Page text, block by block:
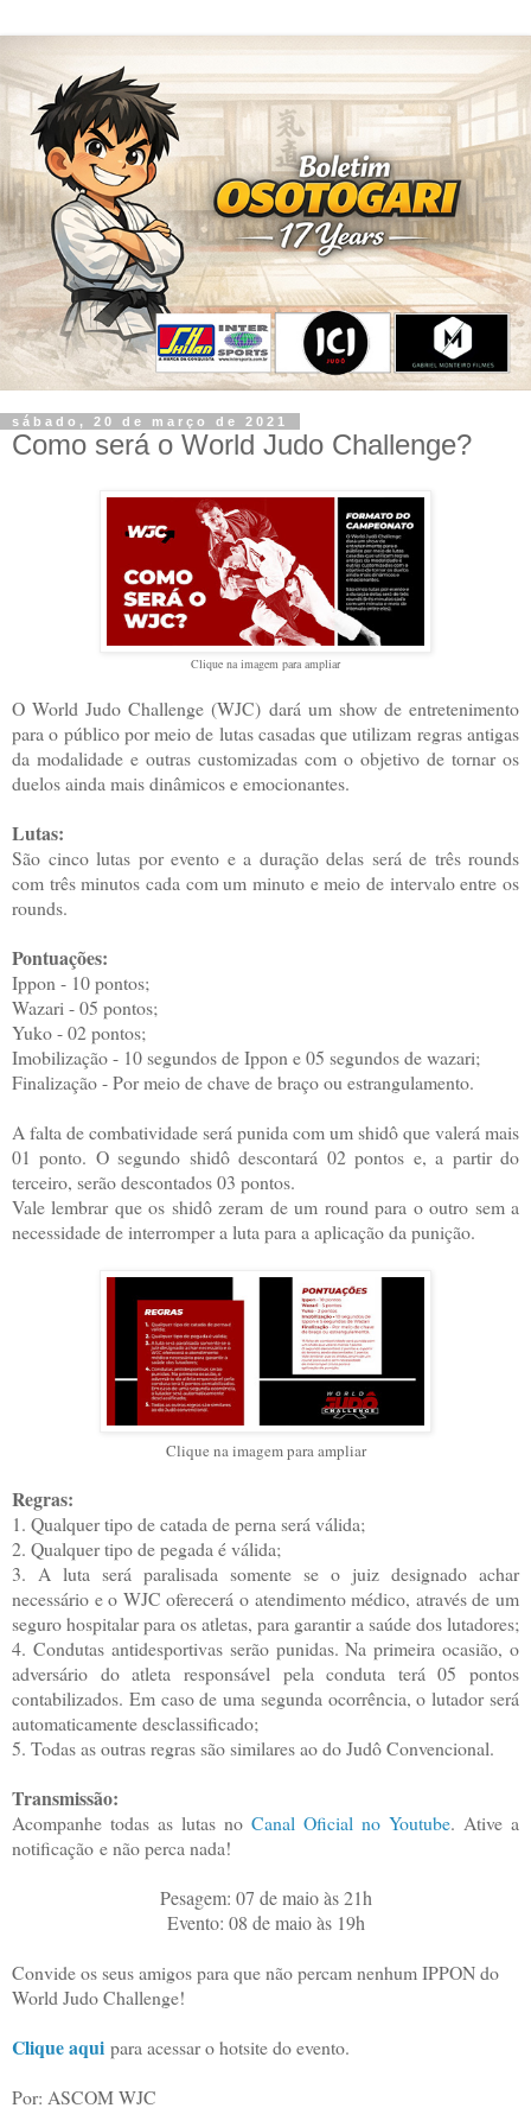
sábado, 20 de março de 2021
Como será o World Judo Challenge?
Clique na imagem para ampliar
O World Judo Challenge (WJC) dará um show de entretenimento
para o público por meio de lutas casadas que utilizam regras antigas
da modalidade e outras customizadas com o objetivo de tornar os
duelos ainda mais dinâmicos e emocionantes.
Lutas:
São cinco lutas por evento e a duração delas será de três rounds
com três minutos cada com um minuto e meio de intervalo entre os
rounds.
Pontuações:
Ippon - 10 pontos;
Wazari - 05 pontos;
Yuko - 02 pontos;
Imobilização - 10 segundos de Ippon e 05 segundos de wazari;
Finalização - Por meio de chave de braço ou estrangulamento.
A falta de combatividade será punida com um shidô que valerá mais
01 ponto. O segundo shidô descontará 02 pontos e, a partir do
terceiro, serão descontados 03 pontos.
Vale lembrar que os shidô zeram de um round para o outro sem a
necessidade de interromper a luta para a aplicação da punição.
Clique na imagem para ampliar
Regras:
1. Qualquer tipo de catada de perna será válida;
2. Qualquer tipo de pegada é válida;
3. A luta será paralisada somente se o juiz designado achar
necessário e o WJC oferecerá o atendimento médico, através de um
seguro hospitalar para os atletas, para garantir a saúde dos lutadores;
4. Condutas antidesportivas serão punidas. Na primeira ocasião, o
adversário do atleta responsável pela conduta terá 05 pontos
contabilizados. Em caso de uma segunda ocorrência, o lutador será
automaticamente desclassificado;
5. Todas as outras regras são similares ao do Judô Convencional.
Transmissão:
Acompanhe todas as lutas no Canal Oficial no Youtube. Ative a
notificação e não perca nada!
Pesagem: 07 de maio às 21h
Evento: 08 de maio às 19h
Convide os seus amigos para que não percam nenhum IPPON do
World Judo Challenge!
Clique aqui para acessar o hotsite do evento.
Por: ASCOM WJC